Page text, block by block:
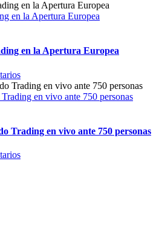
en la Apertura Europea
en la Apertura Europea
en vivo ante 750 personas
Trading en vivo ante 750 personas